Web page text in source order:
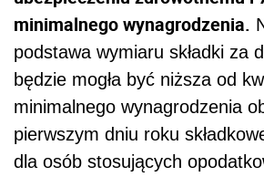
minimalnego wynagrodzenia.
podstawa wymiaru składki za
będzie mogła być niższa od
minimalnego wynagrodzenia
pierwszym dniu roku
dla osób stosujących